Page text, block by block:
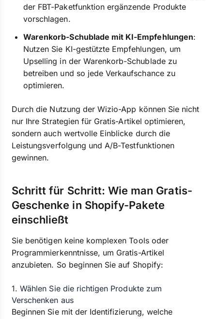
der FBT-Paketfunktion ergänzende Produkte
vorschlagen.
Warenkorb-Schublade mit KI-Empfehlungen:
Nutzen Sie KI-gestützte Empfehlungen, um
Upselling in der Warenkorb-Schublade zu
betreiben und so jede Verkaufschance zu
optimieren.
Durch die Nutzung der Wizio-App können Sie nicht
nur Ihre Strategien für Gratis-Artikel optimieren,
sondern auch wertvolle Einblicke durch die
Leistungsverfolgung und A/B-Testfunktionen
gewinnen.
Schritt für Schritt: Wie man Gratis-
Geschenke in Shopify-Pakete
einschließt
Sie benötigen keine komplexen Tools oder
Programmierkenntnisse, um Gratis-Artikel
anzubieten. So beginnen Sie auf Shopify:
1. Wählen Sie die richtigen Produkte zum
Verschenken aus
Beginnen Sie mit der Identifizierung, welche